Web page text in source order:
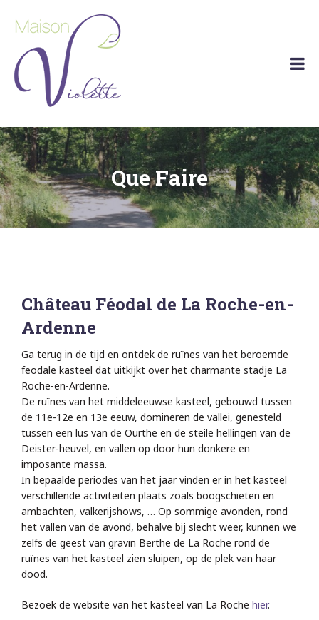
Maison
Violette
Maison
de
vacances
(Durbuy)
Que Faire
Château Féodal de La Roche-en-
Ardenne
Ga terug in de tijd en ontdek de ruïnes van het beroemde
feodale kasteel dat uitkijkt over het charmante stadje La
Roche-en-Ardenne.
De ruïnes van het middeleeuwse kasteel, gebouwd tussen
de 11e-12e en 13e eeuw, domineren de vallei, genesteld
tussen een lus van de Ourthe en de steile hellingen van de
Deister-heuvel, en vallen op door hun donkere en
imposante massa.
In bepaalde periodes van het jaar vinden er in het kasteel
verschillende activiteiten plaats zoals boogschieten en
ambachten, valkerijshows, … Op sommige avonden, rond
het vallen van de avond, behalve bij slecht weer, kunnen we
zelfs de geest van gravin Berthe de La Roche rond de
ruïnes van het kasteel zien sluipen, op de plek van haar
dood.
Bezoek de website van het kasteel van La Roche hier.